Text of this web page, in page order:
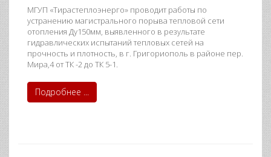
МГУП «Тирастеплоэнерго» проводит работы по
устранению магистрального порыва тепловой сети
отопления Ду150мм, выявленного в результате
гидравлических испытаний тепловых сетей на
прочность и плотность, в г. Григориополь в районе пер.
Мира,4 от ТК -2 до ТК 5-1.
Подробнее ...